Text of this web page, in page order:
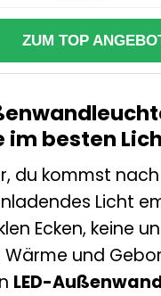
ZUM TOP
im besten
du kommst
Licht
Ecken, keine
Wärme und
LED-